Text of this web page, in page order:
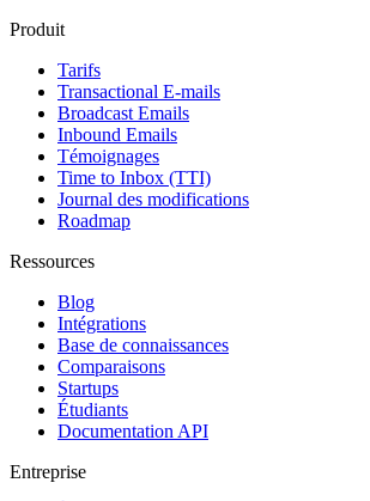
Produit
Tarifs
Transactional E-mails
Broadcast Emails
Inbound Emails
Témoignages
Time to Inbox (TTI)
Journal des modifications
Roadmap
Ressources
Blog
Intégrations
Base de connaissances
Comparaisons
Startups
Étudiants
Documentation API
Entreprise